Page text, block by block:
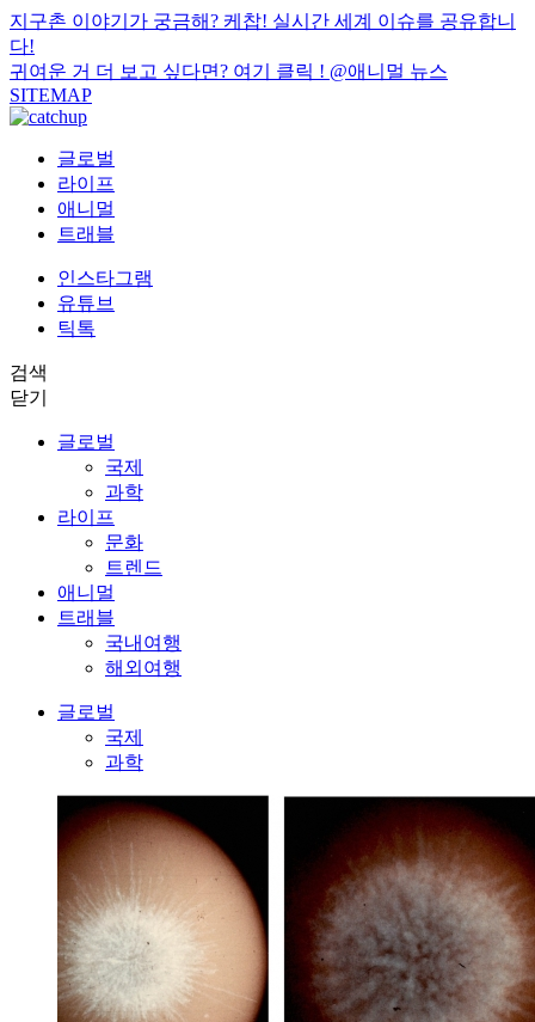
지구촌 이야기가 궁금해? 케찹! 실시간 세계 이슈를 공유합니
다!
귀여운 거 더 보고 싶다면? 여기 클릭 ! @애니멀 뉴스
SITEMAP
글로벌
라이프
애니멀
트래블
인스타그램
유튜브
틱톡
검색
닫기
글로벌
국제
과학
라이프
문화
트렌드
애니멀
트래블
국내여행
해외여행
글로벌
국제
과학